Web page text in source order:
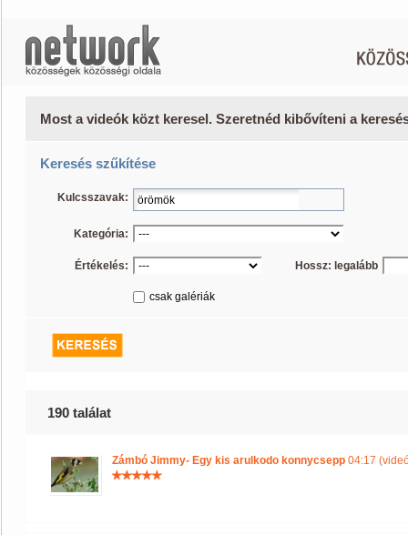
Most a videók közt keresel. Szeretnéd kibővíteni a
Keresés szűkítése
Kulcsszavak:
Kategória:
Értékelés: Hossz: legalább
csak galériák
190 találat
Zámbó Jimmy- Egy kis arulkodo konnycsepp 04:17